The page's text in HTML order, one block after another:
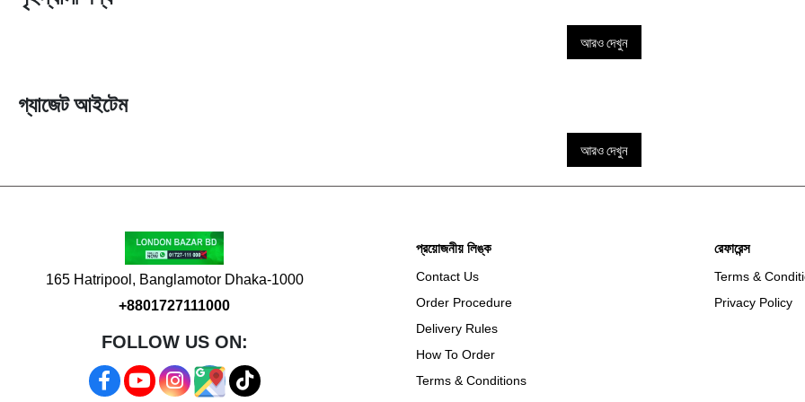
আরও দেখুন
গ্যাজেট আইটেম
আরও দেখুন
165 Hatripool, Banglamotor Dhaka-1000
+8801727111000
FOLLOW US ON:
প্রয়োজনীয় লিঙ্ক
Contact Us
Order Procedure
Delivery Rules
How To Order
Terms & Conditions
রেফারেন্স
Terms &
Privacy Policy